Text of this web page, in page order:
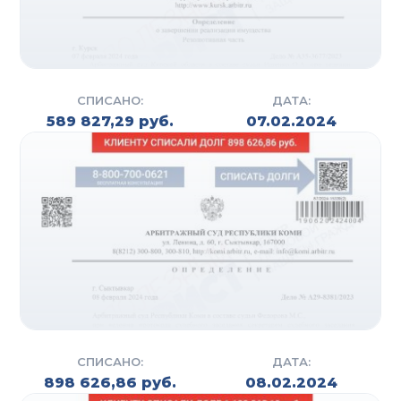
В случае подтверждения нарушений со стороны
кредитной организации или коллекторского
будет помогать на протяжении всего периода
судебного разбирательства. Переговоры с
коллекторами мы также берем на себя.
Отказаться от взаимодействия со всеми
кредиторами можно при подключении в нашей
компании услуги «Адвокат».
ЧТО ВЫ ПОЛУЧАЕТЕ В
РЕЗУЛЬТАТЕ
В случае выявления нарушений при
возможно будет наложен штраф до 2 млн.
рублей. Если на организацию уже поступали
СПИСАНО:
589 827,29 руб.
ДАТА:
07.02.2024
СПИСАНО:
898 626,86 руб.
ДАТА:
08.02.2024